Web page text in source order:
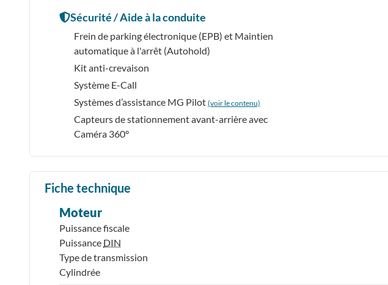
Sécurité / Aide à la conduite
Frein de parking électronique (EPB) et Maintien
automatique à l'arrêt (Autohold)
Kit anti-crevaison
Système E-Call
Systèmes d’assistance MG Pilot (voir le contenu)
Capteurs de stationnement avant-arrière avec
Caméra 360°
Fiche technique
Moteur
Puissance fiscale
Puissance DIN
Type de transmission
Cylindrée